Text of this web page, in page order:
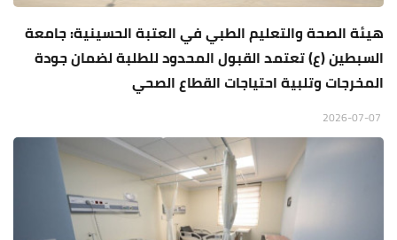
هيئة الصحة والتعليم الطبي في العتبة الحسينية: جامعة
السبطين (ع) تعتمد القبول المحدود للطلبة لضمان جودة
المخرجات وتلبية احتياجات القطاع الصحي